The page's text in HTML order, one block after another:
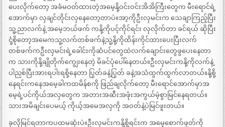
ပေးလိုက်တော့ အခံမဝတ်ထားတဲ့အမေ့နို့ဝင်းဝင်းအိအိကြီးတွေက မီးရောင်ရဲ့
အောက်မှာ လှချင်တိုင်းလှနေတော့တာပဲ။အာ့ကိုဦးလှမင်းက သေချာကြည့်ပြီး
သူ့ညာလက်နဲ့ အမေ့ဘယ်ဖက် ကနို့ကိုပင့်ကိုင်ရင်း လှလိုက်တာ ခင်ရယ် ဆိုပြီး
ငုံ့စိုတော့အမေကသူ့လက်တစ်ဖက်နဲ့သူ့နို့ကိုထိန်းကိုင်ထားပေးပြီးလက်
တစ်ဖက်ကဦးလှမင်းရဲ့ခေါင်းကိုဆံပင်တွေထဲလက်ချောင်းတွေဖွပေးနေတာ
က သားကိုနို့ချိုတိုက်ကျွေးနေတဲ့ မိခင်ပုံပေါ်နေတယ်။ဦးလှမင်းကနို့ကိုလက်နဲ့
ပါညှစ်ပြီးအားရပါးရစို့နေတာ ပြွတ်ခနဲ့ပြွတ် ခနဲ့အသံထွက်ထွက်လာတယ်။နို့စို့
နေရင်းကနေအမေ့ခါကထမိန်စကို ဖြည်ချလိုက်တော့ မီးရောင်အောက်မှာအ
မေ့ရဲ့ပင်ကိုယ်အလှတွေက အတားအဆီးအဖုံးအကွယ်မဲ့စွာမြင်နေရတယ်။
သားအမိချင်းပေမယ့် ကိုယ့်အမေအလှကို အဝတ်နဲ့ပဲမြင်ဖူးတယ်။
ခုလိုမြင်ရတာကပထမဆုံးပဲ။ဦးလှမင်းကနို့စို့ရင်းက အမေ့စောက်ဖုတ်ကို